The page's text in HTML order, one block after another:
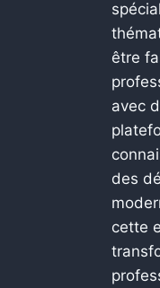
être
avec
des
cette